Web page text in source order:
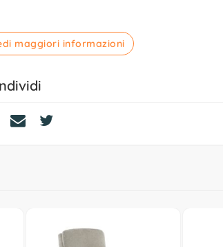
maggiori informazioni